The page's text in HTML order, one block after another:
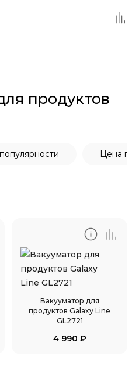
продуктов
Цена по
Вакууматор для
продуктов Galaxy Line
GL2721
4 990 ₽